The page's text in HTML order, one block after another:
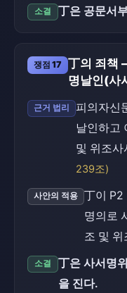
소결 丁은 공문서
쟁점 17
丁의 죄책
명날인(사
근거 법리
피의자신
날인하고
및 위조사
239조)
사안의 적용
丁이 P2
명의로
조 및
소결
丁은 사서명
을 진다.